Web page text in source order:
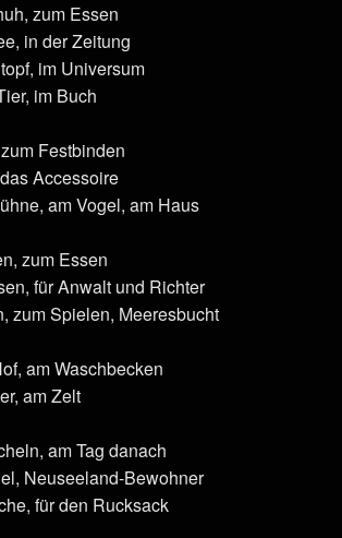
zum Essen
in der Zeitung
im Universum
im Buch
Festbinden
Accessoire
am Vogel, am Haus
zum Essen
für Anwalt und Richter
zum Spielen, Meeresbucht
am Waschbecken
am Zelt
am Tag danach
Neuseeland-Bewohner
für den Rucksack